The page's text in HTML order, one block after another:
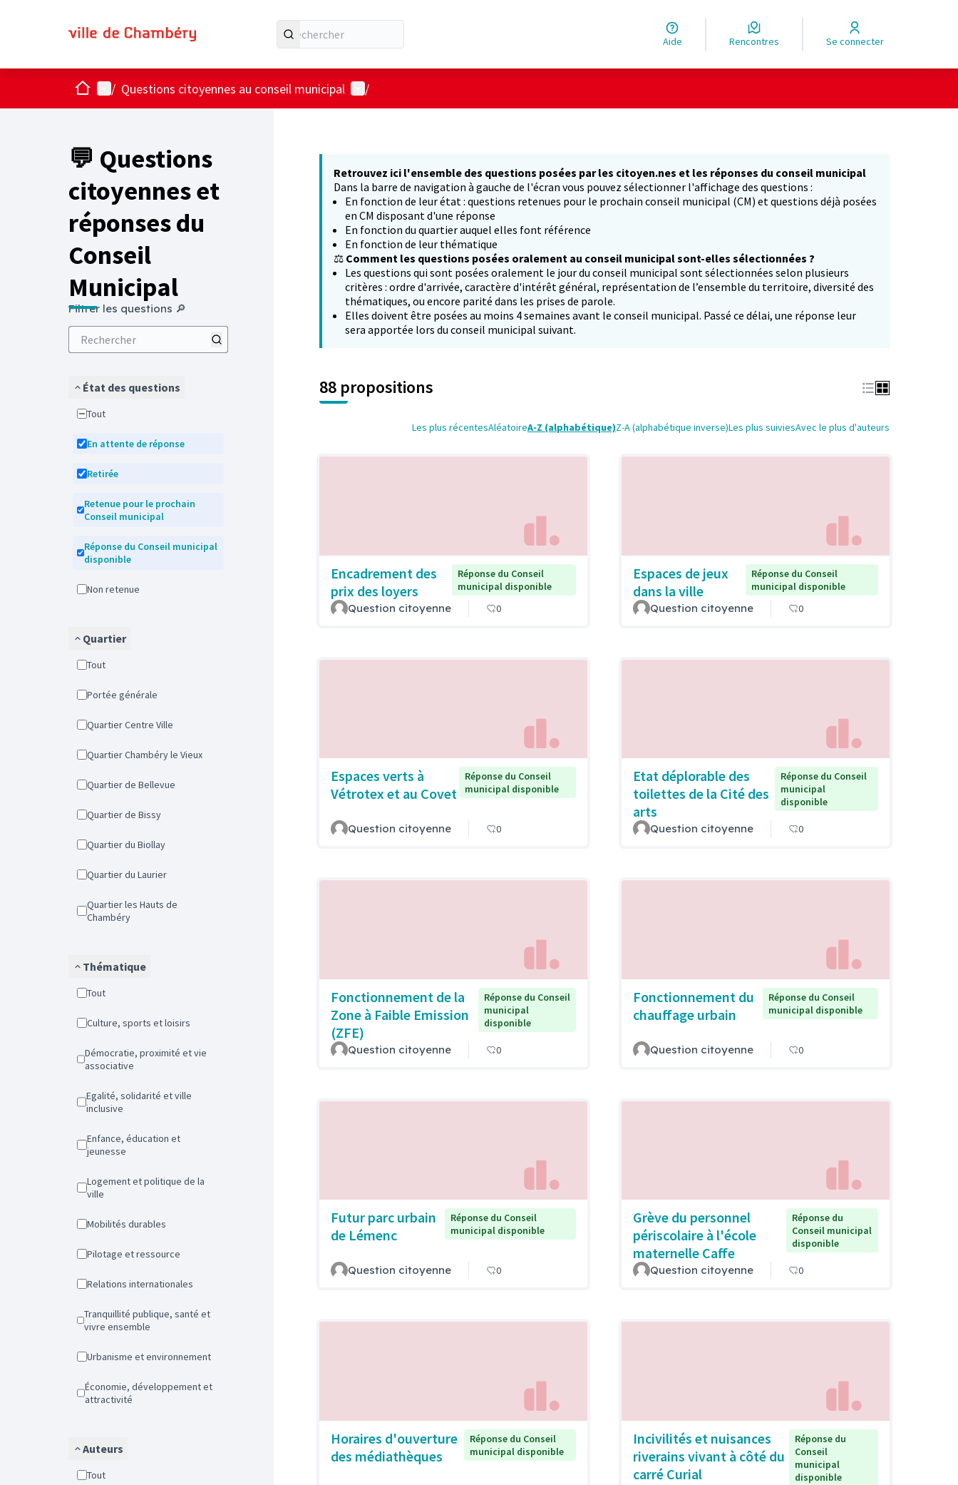
Aide Rencontres Se connecter
AccueilMenu principal
/ Questions citoyennes au conseil municipal Menu utilisateur
/
💬 Questions
citoyennes et
réponses du
Conseil
Municipal
Filtrer les questions 🔎
État des questions
Tout
En attente de réponse
Retirée
Retenue pour le prochain
Conseil municipal
Réponse du Conseil municipal
disponible
Non retenue
Quartier
Tout
Portée générale
Quartier Centre Ville
Quartier Chambéry le Vieux
Quartier de Bellevue
Quartier de Bissy
Quartier du Biollay
Quartier du Laurier
Quartier les Hauts de
Chambéry
Thématique
Tout
Culture, sports et loisirs
Démocratie, proximité et vie
associative
Egalité, solidarité et ville
inclusive
Enfance, éducation et
jeunesse
Logement et politique de la
ville
Mobilités durables
Pilotage et ressource
Relations internationales
Tranquillité publique, santé et
vivre ensemble
Urbanisme et environnement
Économie, développement et
attractivité
Auteurs
Tout
Retrouvez ici l'ensemble des questions posées par les citoyen.nes et les réponses du conseil municipal
Dans la barre de navigation à gauche de l'écran vous pouvez sélectionner l'affichage des questions :
En fonction de leur état : questions retenues pour le prochain conseil municipal (CM) et questions déjà posées
en CM disposant d'une réponse
En fonction du quartier auquel elles font référence
En fonction de leur thématique
⚖️ Comment les questions posées oralement au conseil municipal sont-elles sélectionnées ?
Les questions qui sont posées oralement le jour du conseil municipal sont sélectionnées selon plusieurs
critères : ordre d'arrivée, caractère d'intérêt général, représentation de l’ensemble du territoire, diversité des
thématiques, ou encore parité dans les prises de parole.
Elles doivent être posées au moins 4 semaines avant le conseil municipal. Passé ce délai, une réponse leur
sera apportée lors du conseil municipal suivant.
88 propositions
Les plus récentesAléatoireA-Z (alphabétique)Z-A (alphabétique inverse)Les plus suiviesAvec le plus d'auteurs
Encadrement des
prix des loyers
Réponse du Conseil
municipal disponible
Question citoyenne 0
Espaces de jeux
dans la ville
Réponse du Conseil
municipal disponible
Question citoyenne 0
Espaces verts à
Vétrotex et au Covet
Réponse du Conseil
municipal disponible
Question citoyenne 0
Etat déplorable des
toilettes de la Cité des
arts
Réponse du Conseil
municipal
disponible
Question citoyenne 0
Fonctionnement de la
Zone à Faible Emission
(ZFE)
Réponse du Conseil
municipal
disponible
Question citoyenne 0
Fonctionnement du
chauffage urbain
Réponse du Conseil
municipal disponible
Question citoyenne 0
Futur parc urbain
de Lémenc
Réponse du Conseil
municipal disponible
Question citoyenne 0
Grève du personnel
périscolaire à l'école
maternelle Caffe
Réponse du
Conseil municipal
disponible
Question citoyenne 0
Horaires d'ouverture
des médiathèques
Réponse du Conseil
municipal disponible
Incivilités et nuisances
riverains vivant à côté du
carré Curial
Réponse du
Conseil
municipal
disponible